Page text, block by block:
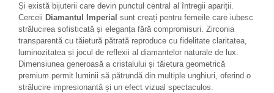
Și există bijuterii care devin punctul central al întregii apariții.
Cerceii Diamantul Imperial sunt creați pentru femeile care iubesc
strălucirea sofisticată și eleganța fără compromisuri. Zirconia
transparentă cu tăietură pătrată reproduce cu fidelitate claritatea,
luminozitatea și jocul de reflexii al diamantelor naturale de lux.
Dimensiunea generoasă a cristalului și tăietura geometrică
premium permit luminii să pătrundă din multiple unghiuri, oferind o
strălucire impresionantă și un efect vizual spectaculos.